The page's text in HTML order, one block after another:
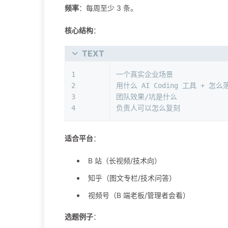
频率：每周至少 3 条。
核心结构：
TEXT
1
2
3
4
一个真实企业场景
用什么 AI Coding 工具 + 怎么
团队效果/坑是什么
负责人可以怎么复刻
适合平台：
B 站（长视频/技术向）
知乎（图文专栏/技术问答）
视频号（B 端老板/管理者会看）
选题例子：